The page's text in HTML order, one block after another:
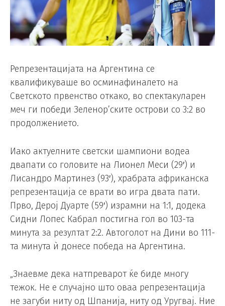
Репрезентацијата на Аргентина се
квалификуваше во осминафиналето на
Светското првенство откако, во спектакуларен
меч ги победи Зеленор’ските острови со 3:2 во
продолжението.
Иако актуелните светски шампиони водеа
двапати со головите на Лионел Меси (29′) и
Лисандро Мартинез (93′), храбрата африканска
репрезентација се врати во игра двата пати.
Прво, Дерој Дуарте (59′) израмни на 1:1, додека
Сидни Лопес Кабрал постигна гол во 103-та
минута за резултат 2:2. Автоголот на Дини во 111-
та минута ѝ донесе победа на Аргентина.
„Знаевме дека натпреварот ќе биде многу
тежок. Не е случајно што оваа репрезентација
не загуби ниту од Шпанија, ниту од Уругвај. Ние